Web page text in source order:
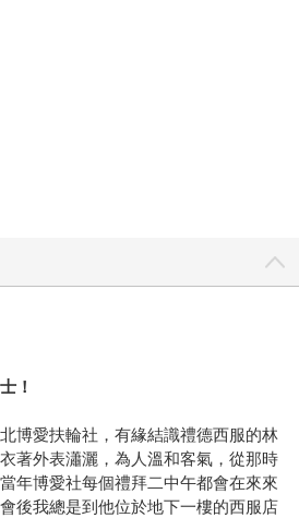
！
博愛扶輪社，有緣結識禮德西服的林
著外表瀟灑，為人溫和客氣，從那時
年博愛社每個禮拜二中午都會在來來
後我總是到他位於地下一樓的西服店